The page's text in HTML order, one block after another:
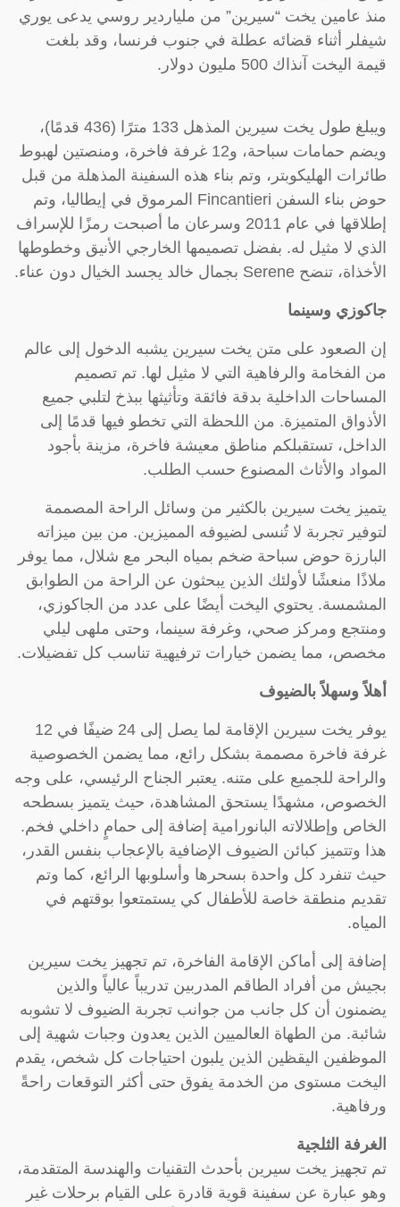
منذ عامين يخت “سيرين” من ملياردير روسي يدعى يوري
شيفلر أثناء قضائه عطلة في جنوب فرنسا، وقد بلغت
قيمة اليخت آنذاك 500 مليون دولار.
ويبلغ طول يخت سيرين المذهل 133 مترًا (436 قدمًا)،
ويضم حمامات سباحة، و12 غرفة فاخرة، ومنصتين لهبوط
طائرات الهليكوبتر، وتم بناء هذه السفينة المذهلة من قبل
حوض بناء السفن Fincantieri المرموق في إيطاليا، وتم
إطلاقها في عام 2011 وسرعان ما أصبحت رمزًا للإسراف
الذي لا مثيل له. بفضل تصميمها الخارجي الأنيق وخطوطها
الأخذاة، تنضح Serene بجمال خالد يجسد الخيال دون عناء.
جاكوزي وسينما
إن الصعود على متن يخت سيرين يشبه الدخول إلى عالم
من الفخامة والرفاهية التي لا مثيل لها. تم تصميم
المساحات الداخلية بدقة فائقة وتأثيثها ببذخ لتلبي جميع
الأذواق المتميزة. من اللحظة التي تخطو فيها قدمًا إلى
الداخل، تستقبلكم مناطق معيشة فاخرة، مزينة بأجود
المواد والأثاث المصنوع حسب الطلب.
يتميز يخت سيرين بالكثير من وسائل الراحة المصممة
لتوفير تجربة لا تُنسى لضيوفه المميزين. من بين ميزاته
البارزة حوض سباحة ضخم بمياه البحر مع شلال، مما يوفر
ملاذًا منعشًا لأولئك الذين يبحثون عن الراحة من الطوابق
المشمسة. يحتوي اليخت أيضًا على عدد من الجاكوزي،
ومنتجع ومركز صحي، وغرفة سينما، وحتى ملهى ليلي
مخصص، مما يضمن خيارات ترفيهية تناسب كل تفضيلات.
أهلاً وسهلاً بالضيوف
يوفر يخت سيرين الإقامة لما يصل إلى 24 ضيفًا في 12
غرفة فاخرة مصممة بشكل رائع، مما يضمن الخصوصية
والراحة للجميع على متنه. يعتبر الجناح الرئيسي، على وجه
الخصوص، مشهدًا يستحق المشاهدة، حيث يتميز بسطحه
الخاص وإطلالاته البانورامية إضافة إلى حمامٍ داخلي فخم.
هذا وتتميز كبائن الضيوف الإضافية بالإعجاب بنفس القدر،
حيث تنفرد كل واحدة بسحرها وأسلوبها الرائع، كما وتم
تقديم منطقة خاصة للأطفال كي يستمتعوا بوقتهم في
المياه.
إضافة إلى أماكن الإقامة الفاخرة، تم تجهيز يخت سيرين
بجيش من أفراد الطاقم المدربين تدريباً عالياً والذين
يضمنون أن كل جانب من جوانب تجربة الضيوف لا تشوبه
شائبة. من الطهاة العالميين الذين يعدون وجبات شهية إلى
الموظفين اليقظين الذين يلبون احتياجات كل شخص، يقدم
اليخت مستوى من الخدمة يفوق حتى أكثر التوقعات راحةً
ورفاهية.
الغرفة الثلجية
تم تجهيز يخت سيرين بأحدث التقنيات والهندسة المتقدمة،
وهو عبارة عن سفينة قوية قادرة على القيام برحلات غير